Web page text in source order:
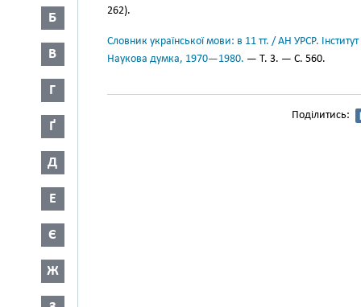
Б
В
Г
Ґ
Д
Е
Є
Ж
262).
Словник української мови: в 11 тт. / АН УРСР.
Наукова думка, 1970—1980. — Т. 3. — С. 560.
Поділитись: